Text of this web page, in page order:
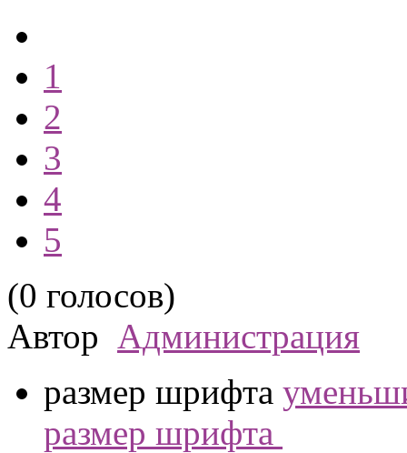
1
2
3
4
5
(0 голосов)
Автор Администрация
размер шрифта
размер шрифта